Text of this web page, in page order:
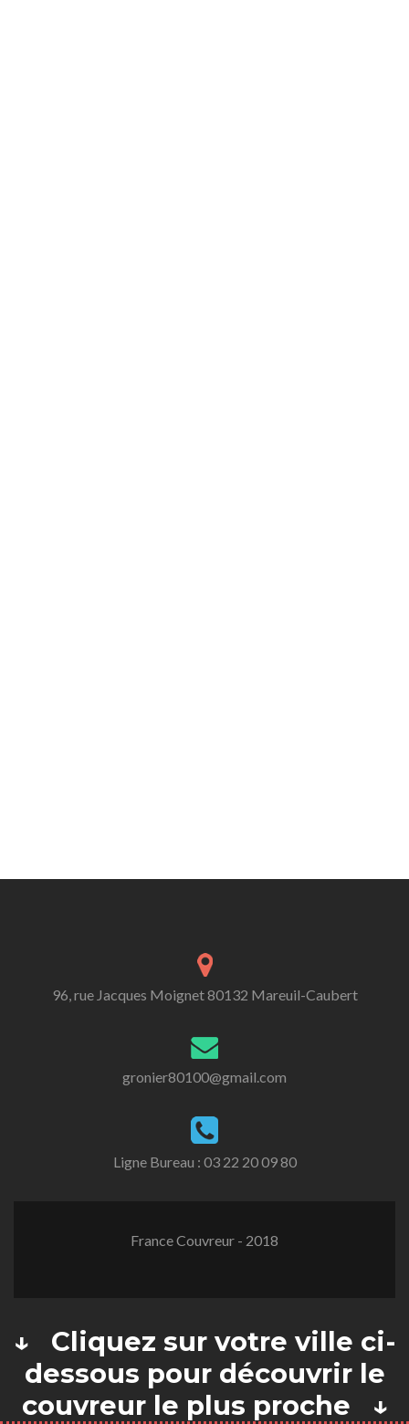
96, rue Jacques Moignet 80132 Mareuil-Caubert
gronier80100@gmail.com
Ligne Bureau : 03 22 20 09 80
France Couvreur - 2018
↓ Cliquez sur votre ville ci-
dessous pour découvrir le
couvreur le plus proche ↓